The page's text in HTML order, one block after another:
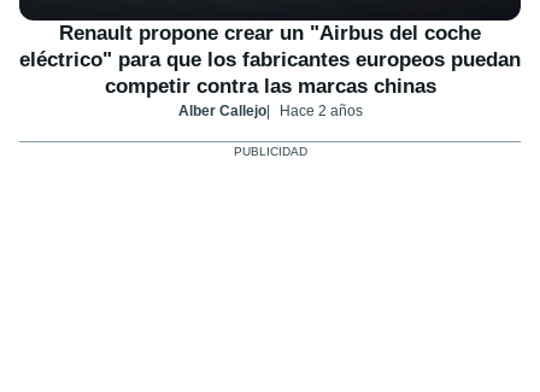
Renault propone crear un "Airbus del coche
eléctrico" para que los fabricantes europeos puedan
competir contra las marcas chinas
Alber Callejo Hace 2 años